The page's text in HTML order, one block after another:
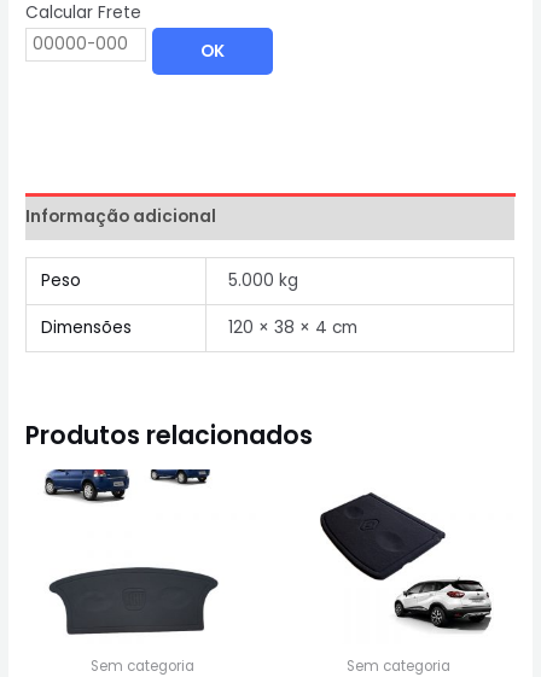
Calcular Frete
OK
Informação adicional
Peso 5.000 kg
Dimensões 120 × 38 × 4 cm
Produtos relacionados
Sem categoria Sem categoria